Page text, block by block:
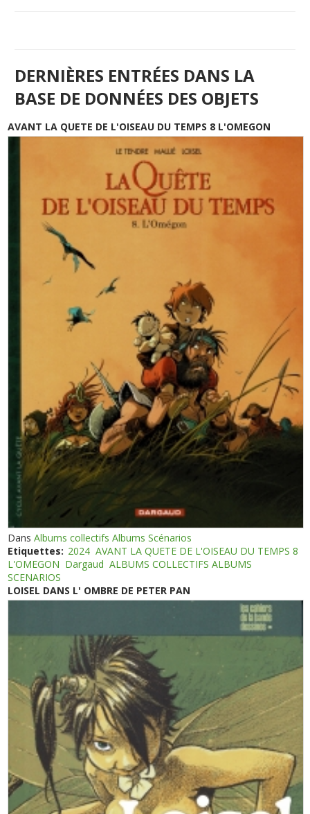
DERNIÈRES ENTRÉES DANS LA
BASE DE DONNÉES DES OBJETS
AVANT LA QUETE DE L'OISEAU DU TEMPS 8 L'OMEGON
DansAlbums collectifs Albums Scénarios
Etiquettes: 2024 AVANT LA QUETE DE L'OISEAU DU TEMPS 8
L'OMEGON Dargaud ALBUMS COLLECTIFS ALBUMS
SCENARIOS
LOISEL DANS L' OMBRE DE PETER PAN